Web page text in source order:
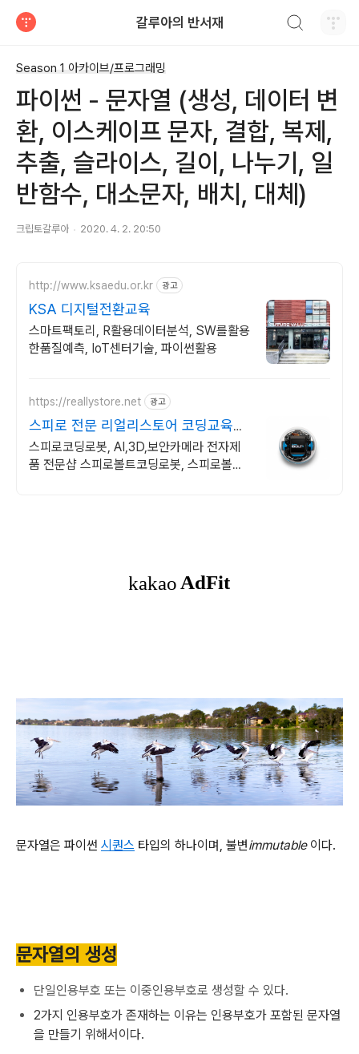
갈루아의 반서재
Season 1 아카이브/프로그래밍
파이썬 - 문자열 (생성, 데이터 변
환, 이스케이프 문자, 결합, 복제,
추출, 슬라이스, 길이, 나누기, 일
반함수, 대소문자, 배치, 대체)
크립토갈루아 2020. 4. 2. 20:50
http://www.ksaedu.or.kr 광고
KSA 디지털전환교육
스마트팩토리, R활용데이터분석, SW를활용
한품질예측, IoT센터기술, 파이썬활용
https://reallystore.net 광고
스피로 전문 리얼리스토어 코딩교육을
쉽고 재밌게
스피로코딩로봇, AI,3D,보안카메라 전자제
품 전문샵 스피로볼트코딩로봇, 스피로볼트
문자열은 파이썬 시퀀스 타입의 하나이며, 불변immutable이다.
문자열의 생성
단일인용부호 또는 이중인용부호로 생성할 수 있다.
2가지 인용부호가 존재하는 이유는 인용부호가 포함된 문자열
을 만들기 위해서이다.